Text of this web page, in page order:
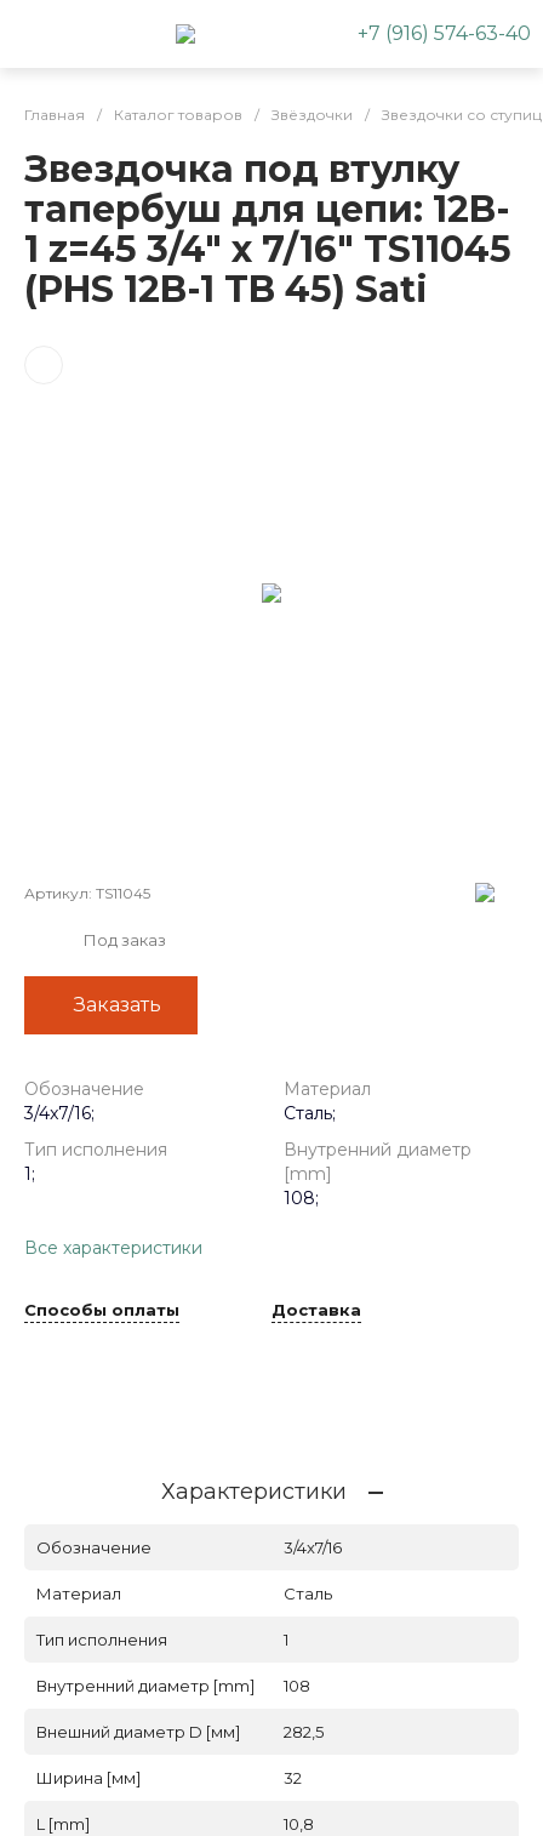
+7 (916) 574-63-40
Главная / Каталог товаров / Звёздочки / Звездочки со
Звездочка под втулку
тапербуш для цепи: 12B-
1 z=45 3/4" x 7/16" TS11045
(PHS 12B-1 TB 45) Sati
Артикул: TS11045
Под заказ
Заказать
Обозначение
3/4x7/16;
Материал
Сталь;
Тип исполнения
1;
Внутренний диаметр
[mm]
108;
Все характеристики
Способы оплаты Доставка
Характеристики
Обозначение 3/4x7/16
Материал Сталь
Тип исполнения 1
Внутренний диаметр [mm] 108
Внешний диаметр D [мм] 282,5
Ширина [мм] 32
L [mm] 10,8